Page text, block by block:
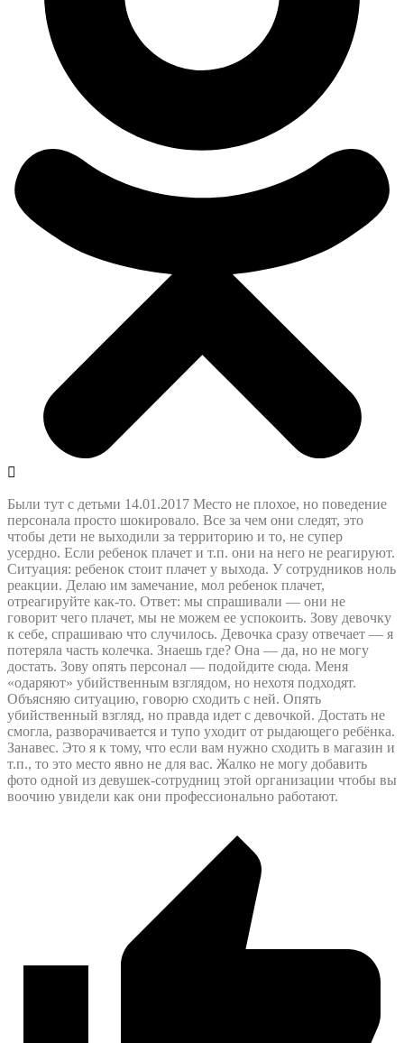
Были тут с детьми 14.01.2017 Место не плохое, но поведение
персонала просто шокировало. Все за чем они следят, это
чтобы дети не выходили за территорию и то, не супер
усердно. Если ребенок плачет и т.п. они на него не реагируют.
Ситуация: ребенок стоит плачет у выхода. У сотрудников ноль
реакции. Делаю им замечание, мол ребенок плачет,
отреагируйте как-то. Ответ: мы спрашивали — они не
говорит чего плачет, мы не можем ее успокоить. Зову девочку
к себе, спрашиваю что случилось. Девочка сразу отвечает — я
потеряла часть колечка. Знаешь где? Она — да, но не могу
достать. Зову опять персонал — подойдите сюда. Меня
«одаряют» убийственным взглядом, но нехотя подходят.
Объясняю ситуацию, говорю сходить с ней. Опять
убийственный взгляд, но правда идет с девочкой. Достать не
смогла, разворачивается и тупо уходит от рыдающего ребёнка.
Занавес. Это я к тому, что если вам нужно сходить в магазин и
т.п., то это место явно не для вас. Жалко не могу добавить
фото одной из девушек-сотрудниц этой организации чтобы вы
воочию увидели как они профессионально работают.